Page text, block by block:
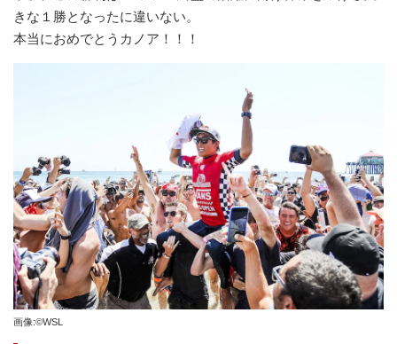
きな１勝となったに違いない。
本当におめでとうカノア！！！
画像:©WSL